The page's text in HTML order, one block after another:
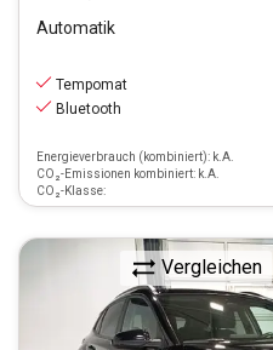
Automatik
Tempomat
Bluetooth
Energieverbrauch (kombiniert): k.A.
CO₂-Emissionen kombiniert: k.A.
CO₂-Klasse:
Vergleichen